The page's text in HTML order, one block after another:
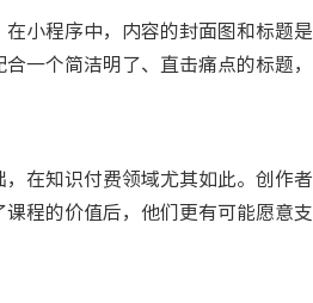
小程序中，内容的封面图和标题
合一个简洁明了、直击痛点的标题
在知识付费领域尤其如此。创作
程的价值后，他们更有可能愿意